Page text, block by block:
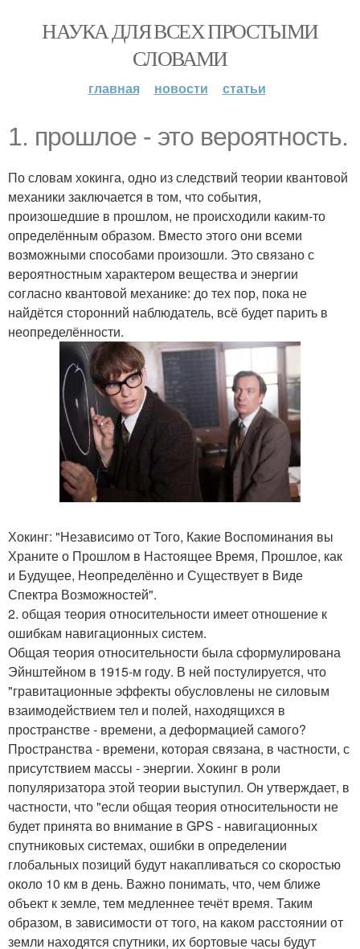
НАУКА ДЛЯ ВСЕХ ПРОСТЫМИ
СЛОВАМИ
главная новости статьи
1. прошлое - это вероятность.
По словам хокинга, одно из следствий теории квантовой
механики заключается в том, что события,
произошедшие в прошлом, не происходили каким-то
определённым образом. Вместо этого они всеми
возможными способами произошли. Это связано с
вероятностным характером вещества и энергии
согласно квантовой механике: до тех пор, пока не
найдётся сторонний наблюдатель, всё будет парить в
неопределённости.
Хокинг: "Независимо от Того, Какие Воспоминания вы
Храните о Прошлом в Настоящее Время, Прошлое, как
и Будущее, Неопределённо и Существует в Виде
Спектра Возможностей".
2. общая теория относительности имеет отношение к
ошибкам навигационных систем.
Общая теория относительности была сформулирована
Эйнштейном в 1915-м году. В ней постулируется, что
"гравитационные эффекты обусловлены не силовым
взаимодействием тел и полей, находящихся в
пространстве - времени, а деформацией самого?
Пространства - времени, которая связана, в частности, с
присутствием массы - энергии. Хокинг в роли
популяризатора этой теории выступил. Он утверждает, в
частности, что "если общая теория относительности не
будет принята во внимание в GPS - навигационных
спутниковых системах, ошибки в определении
глобальных позиций будут накапливаться со скоростью
около 10 км в день. Важно понимать, что, чем ближе
объект к земле, тем медленнее течёт время. Таким
образом, в зависимости от того, на каком расстоянии от
земли находятся спутники, их бортовые часы будут